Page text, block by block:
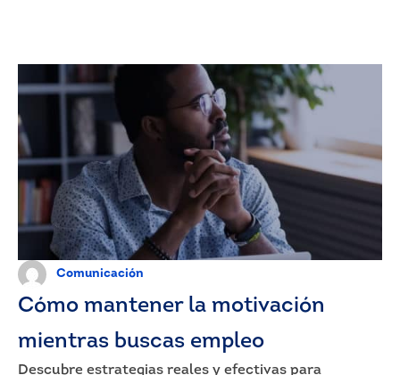
Comunicación
Cómo mantener la motivación
mientras buscas empleo
Descubre estrategias reales y efectivas para